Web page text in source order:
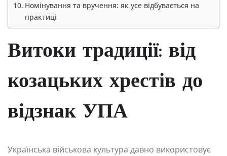
Номінування та вручення: як усе відбувається на
практиці
Витоки традиції: від
козацьких хрестів до
відзнак УПА
Українська військова культура давно використовує